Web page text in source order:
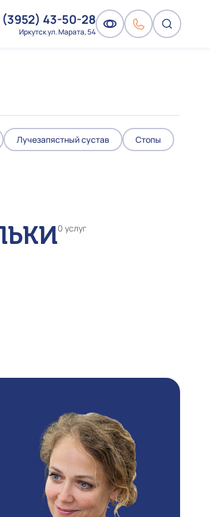
(3952) 43-50-28
Иркутск ул. Марата, 54
Лучезапястный сустав Стопы
0 услуг